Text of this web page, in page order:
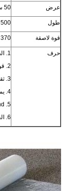
عرض 50 سم
طول 500 م
قوة لاصقة 370 جم - 430 جم / 50 مم
حرف
1. الطقس الجيد
2. قوة لاصقة مستقرة
3. ثقب ومقاومة الاختراق
4. يمكن تطبيقها وإزالتها بسهولة
5. uwind بسهولة
6. الحفاظ على مواد الديكور الخاصة بك نظيفة